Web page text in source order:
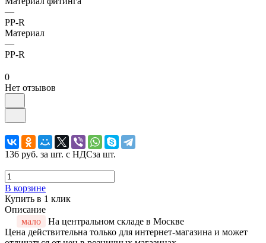
—
PP-R
Материал
—
PP-R
0
Нет отзывов
136 руб. за шт. с НДСза шт.
В корзине
Купить в 1 клик
Описание
мало
На центральном складе в Москве
Цена действительна только для интернет-магазина и может